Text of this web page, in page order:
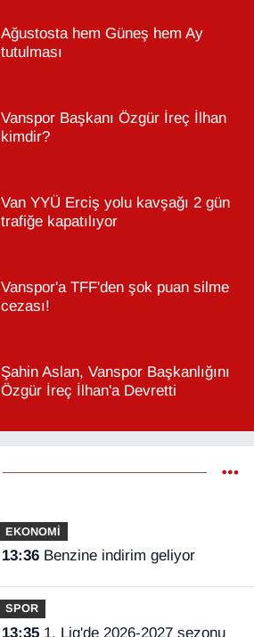
Ağustosta hem Güneş hem Ay
tutulması
Vanspor Başkanı Özgür İreç İlhan
kimdir?
Van YYÜ Erciş yolu kavşağı 2 gün
trafiğe kapatılıyor
Vanspor'a TFF'den şok puan silme
cezası!
Şahin Aslan, Vanspor Başkanlığını
Özgür İreç İlhan'a Devretti
EKONOMİ
13:36 Benzine indirim geliyor
SPOR
13:351. Lig'de 2026-2027 sezonu